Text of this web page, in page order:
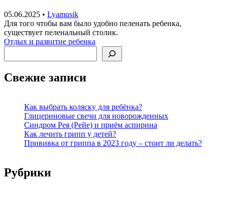
05.06.2025 • Lyamusik
Для того чтобы вам было удобно пеленать ребенка,
существует пеленальный столик.
Отдых и развитие ребенка
Свежие записи
Как выбрать коляску для ребёнка?
Глицериновые свечи для новорожденных
Синдром Рея (Рейе) и приём аспирина
Как лечить грипп у детей?
Прививка от гриппа в 2023 году – стоит ли делать?
Рубрики